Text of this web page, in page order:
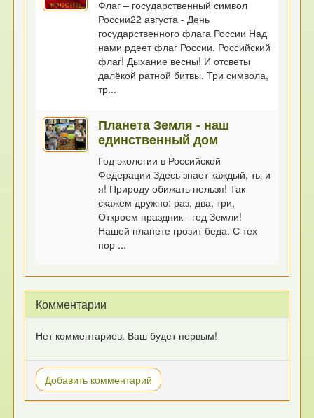
Флаг – государственный символ
России22 августа - День
государственного флага России Над
нами рдеет флаг России. Российский
флаг! Дыхание весны! И отсветы
далёкой ратной битвы. Три символа,
тр...
Планета Земля - наш
единственный дом
Год экологии в Российской
Федерации Здесь знает каждый, ты и
я! Природу обижать нельзя! Так
скажем дружно: раз, два, три,
Откроем праздник - год Земли!
Нашей планете грозит беда. С тех
пор ...
Комментарии
Нет комментариев. Ваш будет первым!
Добавить комментарий